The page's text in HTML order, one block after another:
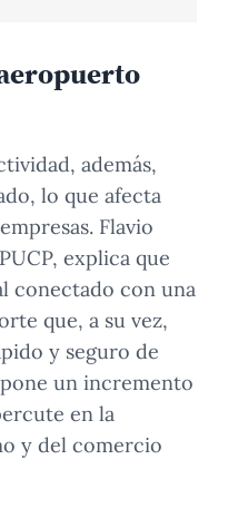
además,
lo que afecta
Flavio
explica que
conectado con una
que, a su vez,
y seguro de
un incremento
en la
y del comercio